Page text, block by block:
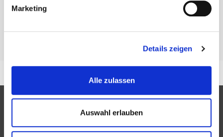
Marketing
Details zeigen
Alle zulassen
Auswahl erlauben